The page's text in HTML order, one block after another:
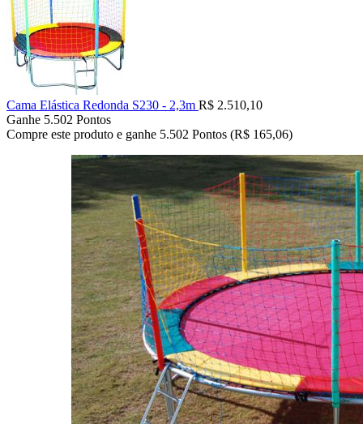
Cama Elástica Redonda S230 - 2,3m R$ 2.510,10
Ganhe 5.502 Pontos
Compre este produto e ganhe 5.502 Pontos (R$ 165,06)